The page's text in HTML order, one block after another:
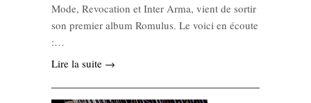
Mode, Revocation et Inter Arma, vient de sortir
son premier album Romulus. Le voici en écoute
:…
Lire la suite →